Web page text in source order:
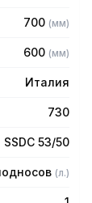
700 (мм)
600 (мм)
Италия
730
SSDC 53/50
(л.)